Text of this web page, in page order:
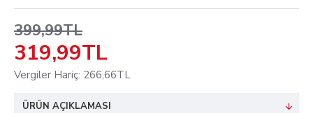
319,99TL
399,99TL
Vergiler Hariç: 266,66TL
ÜRÜN AÇIKLAMASI